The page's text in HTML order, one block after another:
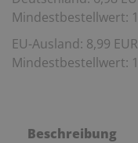
Mindestbestellwert:
EU-Ausland: 8,99
Mindestbestellwert:
Beschreibung